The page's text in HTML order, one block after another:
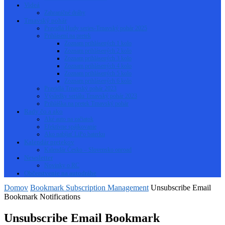
Videá
Zahraničné dráhy
Trnavský pohár
Pravidlá Hudy series-Trnavský pohár 2025
Prihlásení na pretek
Zoznam prihlásených 1 kolo
Zoznam prihlásených 2 kolo
Zoznam prihlásených 3 kolo
Zoznam prihlásených 4 kolo
Zoznam prihlásených 5 kolo
Zoznam prihlásených 6 kolo
Pravidlá Trnavský pohár 2023
Výsledky seriálu Trnavský pohár 2023
Prihláška na pretek Trnavský pohár
Rady čo a ako
Aké auto na začiatok
Efektívne spájkovanie
Ako nabíjať LiPo baterku
Kalendár pretekov
Kalendár Česko – Slovensko onroad
Newsletter
Novinky o RC
Občerstvenie na autodráhe
Domov Bookmark Subscription Management Unsubscribe Email
Bookmark Notifications
Unsubscribe Email Bookmark